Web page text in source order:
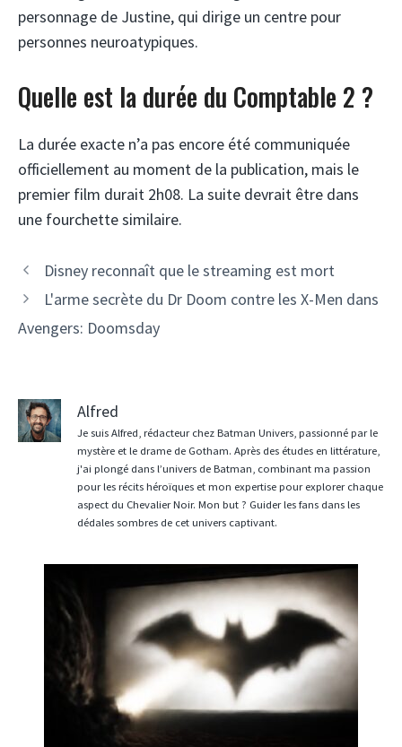
personnage de Justine, qui dirige un centre pour
personnes neuroatypiques.
Quelle est la durée du Comptable 2 ?
La durée exacte n’a pas encore été communiquée
officiellement au moment de la publication, mais le
premier film durait 2h08. La suite devrait être dans
une fourchette similaire.
Disney reconnaît que le streaming est mort
L'arme secrète du Dr Doom contre les X-Men dans
Avengers: Doomsday
Alfred
Je suis Alfred, rédacteur chez Batman Univers, passionné par le
mystère et le drame de Gotham. Après des études en littérature,
j'ai plongé dans l’univers de Batman, combinant ma passion
pour les récits héroïques et mon expertise pour explorer chaque
aspect du Chevalier Noir. Mon but ? Guider les fans dans les
dédales sombres de cet univers captivant.